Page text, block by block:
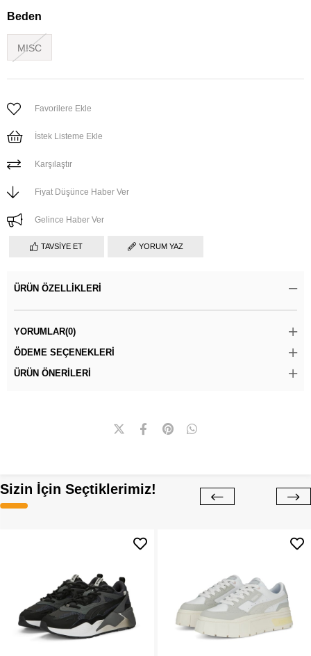
Beden
MISC
Favorilere Ekle
İstek Listeme Ekle
Karşılaştır
Fiyat Düşünce Haber Ver
Gelince Haber Ver
TAVSIYE ET YORUM YAZ
ÜRÜN ÖZELLIKLERI
YORUMLAR(0)
ÖDEME SEÇENEKLERI
ÜRÜN ÖNERILERI
Sizin İçin Seçtiklerimiz!